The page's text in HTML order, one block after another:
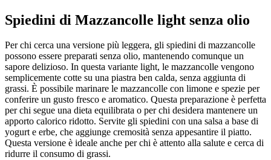
Spiedini di Mazzancolle light senza olio
Per chi cerca una versione più leggera, gli spiedini di mazzancolle
possono essere preparati senza olio, mantenendo comunque un
sapore delizioso. In questa variante light, le mazzancolle vengono
semplicemente cotte su una piastra ben calda, senza aggiunta di
grassi. È possibile marinare le mazzancolle con limone e spezie per
conferire un gusto fresco e aromatico. Questa preparazione è perfetta
per chi segue una dieta equilibrata o per chi desidera mantenere un
apporto calorico ridotto. Servite gli spiedini con una salsa a base di
yogurt e erbe, che aggiunge cremosità senza appesantire il piatto.
Questa versione è ideale anche per chi è attento alla salute e cerca di
ridurre il consumo di grassi.